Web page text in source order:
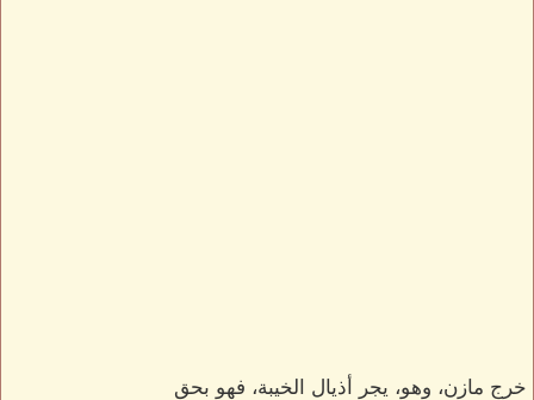
خرج مازن، وهو، يجر أذيال الخيبة، فهو بحق